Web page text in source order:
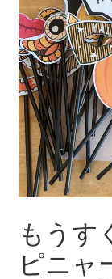
＊＊ 防水
＊＊ 防水
＊＊ 防水
もうす
ピニャ